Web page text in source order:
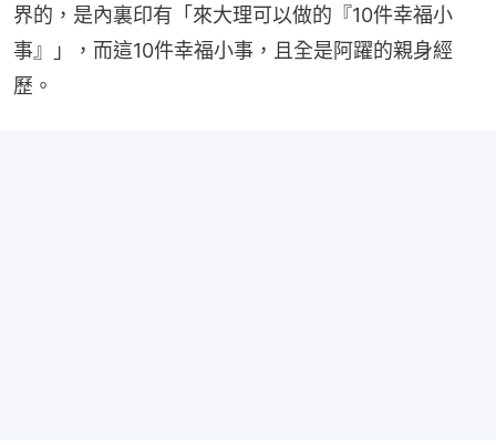
界的，是內裏印有「來大理可以做的『10件幸福小
事』」，而這10件幸福小事，且全是阿躍的親身經
歷。